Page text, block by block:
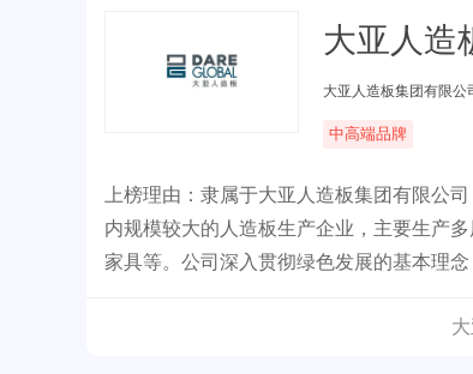
大亚人造
大亚人造板集团有限公
中高端品牌
上榜理由：隶属于大亚人造板集团有限公
内规模较大的人造板生产企业，主要生产
家具等。公司深入贯彻绿色发展的基本理